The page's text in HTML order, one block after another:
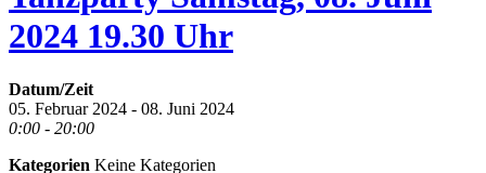
2024 19.30 Uhr
Datum/Zeit
05. Februar 2024 - 08. Juni 2024
0:00 - 20:00
Kategorien Keine Kategorien